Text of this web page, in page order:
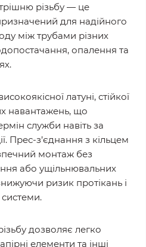
різьбу — це
для надійного
між трубами різних
опалення та
латуні, стійкої
навантажень, що
служби навіть за
Прес-з’єднання з кільцем
монтаж без
або ущільнювальних
ризик протікань і
дозволяє легко
елементи та інші